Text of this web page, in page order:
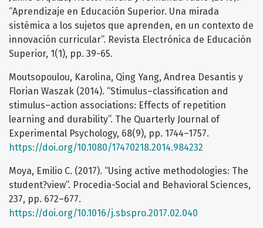
“Aprendizaje en Educación Superior. Una mirada
sistémica a los sujetos que aprenden, en un contexto de
innovación curricular”. Revista Electrónica de Educación
Superior, 1(1), pp. 39-65.
Moutsopoulou, Karolina, Qing Yang, Andrea Desantis y
Florian Waszak (2014). “Stimulus–classification and
stimulus–action associations: Effects of repetition
learning and durability”. The Quarterly Journal of
Experimental Psychology, 68(9), pp. 1744–1757.
https://doi.org/10.1080/17470218.2014.984232
Moya, Emilio C. (2017). “Using active methodologies: The
student?view”. Procedia-Social and Behavioral Sciences,
237, pp. 672–677.
https://doi.org/10.1016/j.sbspro.2017.02.040